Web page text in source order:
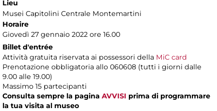
Lieu
Musei Capitolini Centrale Montemartini
Horaire
Giovedì 27 gennaio 2022 ore 16.00
Billet d'entrée
Attività gratuita riservata ai possessori della MiC card
Prenotazione obbligatoria allo 060608 (tutti i giorni dalle
9.00 alle 19.00)
Massimo 15 partecipanti
Consulta sempre la pagina AVVISI prima di programmare
la tua visita al museo